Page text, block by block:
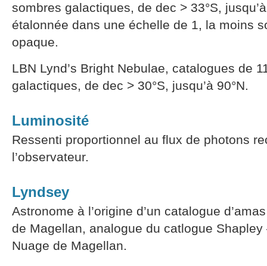
sombres galactiques, de dec > 33°S,
étalonnée dans une échelle de 1, la moins
opaque.
LBN Lynd’s Bright Nebulae, catalogues de
galactiques, de dec > 30°S, jusqu’à 90°N.
Luminosité
Ressenti proportionnel au flux de photons
l’observateur.
Lyndsey
Astronome à l’origine d’un catalogue
de Magellan, analogue du catlogue
Nuage de Magellan.